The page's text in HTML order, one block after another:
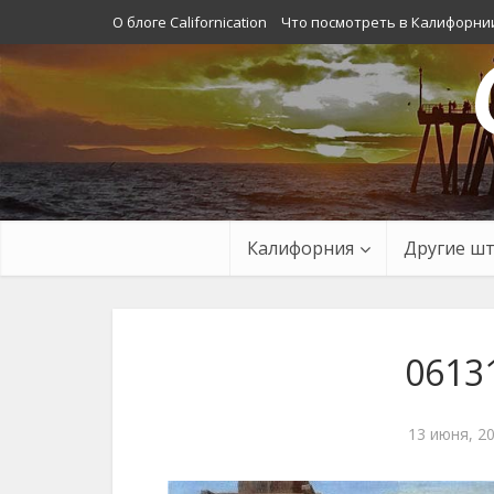
О блоге Californication Что посмотреть в
Калифорния Другие
13 июня,